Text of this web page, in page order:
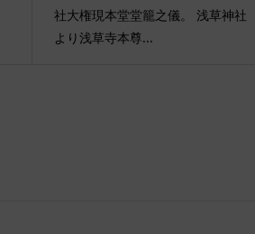
社大権現本堂堂籠之儀。 浅草神社
より浅草寺本尊...